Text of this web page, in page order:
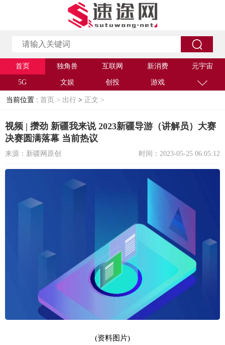
首页 独角兽 互联网 新消费 元宇宙
5G 文娱 创投 游戏
当前位置 : 首页 > 出行 > 正文 >
视频 | 攒劲 新疆我来说 2023新疆导游（讲解员）大赛
决赛圆满落幕 当前热议
来源：新疆网原创 时间：2023-05-25 06:05:12
(资料图片)